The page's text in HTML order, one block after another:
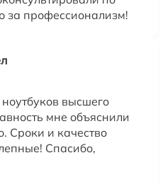
за профессионализм!
высшего
мне объяснили
Сроки и качество
Спасибо,